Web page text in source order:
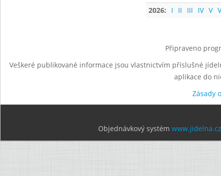
2026:
I II III IV V
Připraveno
Veškeré publikované informace jsou vlastnictvím příslušné
aplikace do
Zásady
Objednávkový systém www.jidelna.cz